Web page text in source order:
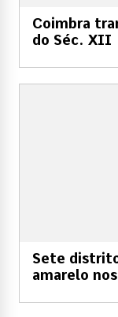
Coimbra
do Séc. XII
Sete
amarelo